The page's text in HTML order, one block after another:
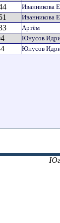
Иванникова
Иванникова
Артём
Юнусов
Юнусов